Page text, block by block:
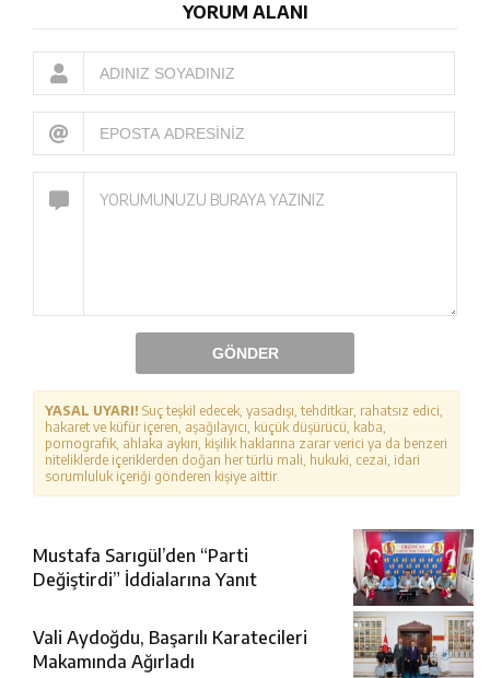
YORUM ALANI
GÖNDER
YASAL UYARI! Suç teşkil edecek, yasadışı, tehditkar, rahatsız edici,
hakaret ve küfür içeren, aşağılayıcı, küçük düşürücü, kaba,
pornografik, ahlaka aykırı, kişilik haklarına zarar verici ya da benzeri
niteliklerde içeriklerden doğan her türlü mali, hukuki, cezai, idari
sorumluluk içeriği gönderen kişiye aittir.
Mustafa Sarıgül’den “Parti
Değiştirdi” İddialarına Yanıt
Vali Aydoğdu, Başarılı Karatecileri
Makamında Ağırladı